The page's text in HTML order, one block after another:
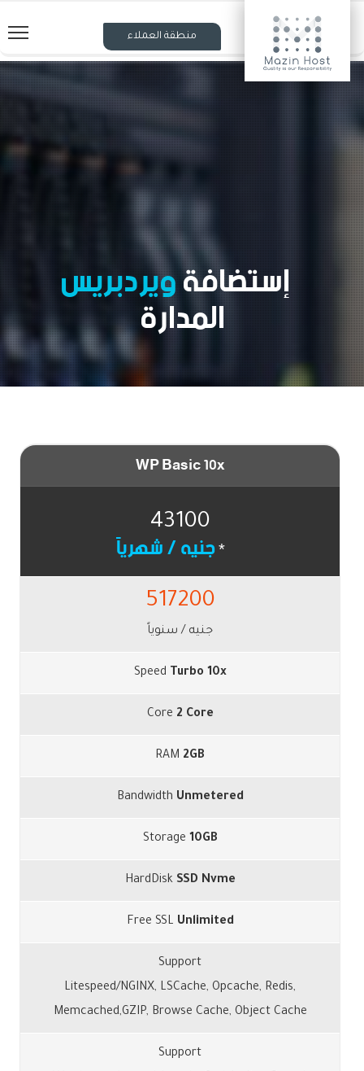
منطقة العملاء
إستضافةويردبريسالمدارة
WP Basic 10x
43100
جنيه / شهرياً*
517200
جنيه / سنوياً
Speed Turbo 10x
Core 2 Core
RAM 2GB
Bandwidth Unmetered
Storage 10GB
HardDisk SSD Nvme
Free SSL Unlimited
Support
Litespeed/NGINX, LSCache, Opcache, Redis,
Memcached,GZIP, Browse Cache, Object Cache
Support